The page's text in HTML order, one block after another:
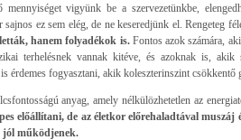
vigyünk be a szervezetünkbe,
ez sem elég, de ne keseredjünk el. Rengeteg
hanem folyadékok is.Fontos azok számára,
terhelésnek vannak kitéve, és azoknak is, akik
érdemes fogyasztani, akik koleszterinszint csökkentő
anyag, amely nélkülözhetetlen az
előállítani, de az életkor előrehaladtával muszáj
működjenek.